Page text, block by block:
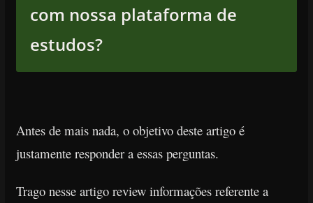
com nossa plataforma de
estudos?
Antes de mais nada, o objetivo deste artigo é
justamente responder a essas perguntas.
Trago nesse artigo review informações referente a